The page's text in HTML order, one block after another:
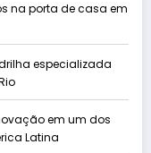
na porta de casa em
especializada
em um dos
Latina